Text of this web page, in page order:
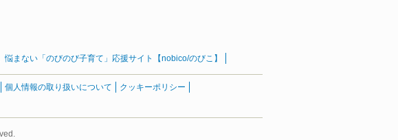
悩まない「のびのび子育て」応援サイト【nobico/のびこ】
個人情報の取り扱いについて
クッキーポリシー